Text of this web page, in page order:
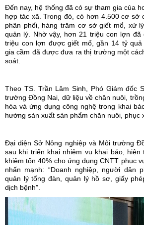
Đến nay, hệ thống đã có sự tham gia của
hợp tác xã. Trong đó, có hơn 4.500 cơ sở
phân phối, hàng trăm cơ sở giết mổ, xử
quản lý. Nhờ vậy, hơn 21 triệu con lợn
triệu con lợn được giết mổ, gần 14 tỷ
gia cầm đã được đưa ra thị trường một
soát.
Theo TS. Trần Lâm Sinh, Phó Giám đốc
trường Đồng Nai, dữ liệu về chăn nuôi,
hóa và ứng dụng công nghệ trong khai
hướng sản xuất sản phẩm chăn nuôi, phục
Đại diện Sở Nông nghiệp và Môi trường
sau khi triển khai nhiệm vụ khai báo,
khiêm tốn 40% cho ứng dụng CNTT phục
nhấn mạnh: “Doanh nghiệp, người dân
quản lý tổng đàn, quản lý hồ sơ, giấy
dịch bệnh”.